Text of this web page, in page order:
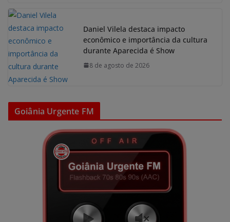
Daniel Vilela destaca impacto
econômico e importância da cultura
durante Aparecida é Show
8 de agosto de 2026
Goiânia Urgente FM